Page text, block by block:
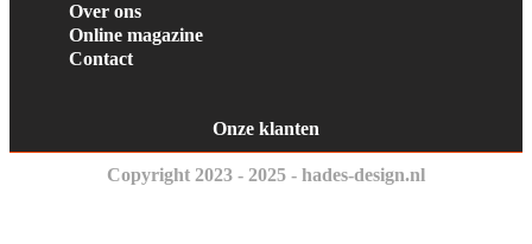
Over ons
Online magazine
Contact
Onze klanten
Copyright 2023 - 2025 - hades-design.nl